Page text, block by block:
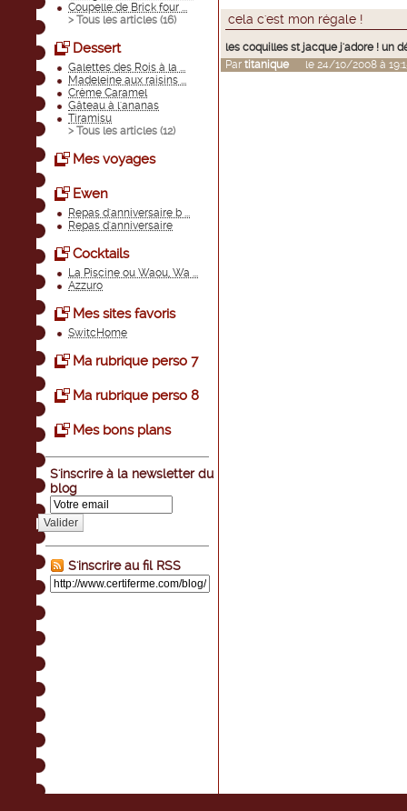
Coupelle de Brick four ...
> Tous les articles (16)
Dessert
Galettes des Rois à la ...
Madeleine aux raisins ...
Crème Caramel
Gâteau à l'ananas
Tiramisu
> Tous les articles (12)
Mes voyages
Ewen
Repas d'anniversaire b ...
Repas d'anniversaire
Cocktails
La Piscine ou Waou, Wa ...
Azzuro
Mes sites favoris
SwitcHome
Ma rubrique perso 7
Ma rubrique perso 8
Mes bons plans
S'inscrire à la newsletter du
blog
Valider
S'inscrire au fil RSS
cela c'est mon régale !
les coquilles st jacque j'adore ! un
Par titaniquele 24/10/2008 à